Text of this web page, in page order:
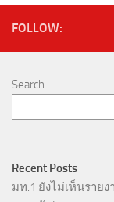
FOLLOW:
Search
Recent Posts
มท.1 ยังไม่เห็นราย